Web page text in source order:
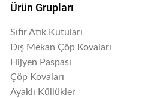
Ürün Grupları
Sıfır Atık Kutuları
Dış Mekan Çöp Kovaları
Hijyen Paspası
Çöp Kovaları
Ayaklı Küllükler